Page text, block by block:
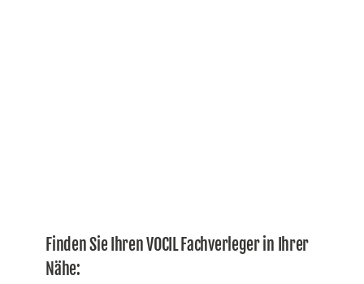
Finden Sie Ihren VOCIL Fachverleger in Ihrer
Nähe: